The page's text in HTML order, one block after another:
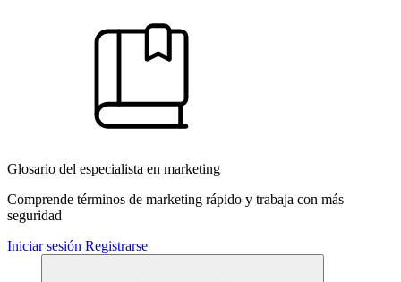
Glosario del especialista en marketing
Comprende términos de marketing rápido y trabaja con más
seguridad
Iniciar sesión Registrarse